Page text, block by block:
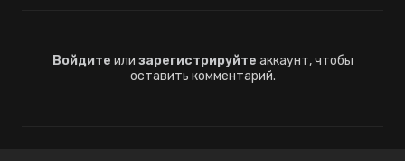
Войдите или зарегистрируйте аккаунт, чтобы
оставить комментарий.